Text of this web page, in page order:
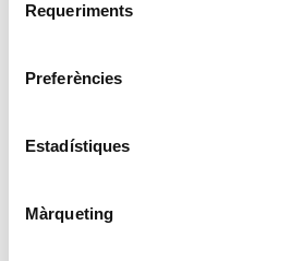
Requeriments
Preferències
Estadístiques
Màrqueting